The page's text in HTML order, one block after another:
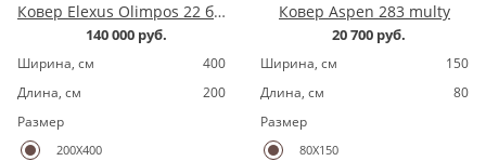
Ковер Elexus Olimpos 22 бежевый
140 000 руб.
Ширина, cм
400
Длина, cм
200
Размер
200X400
Ковер Aspen 283 multy
20 700 руб.
Ширина, cм
150
Длина, cм
80
Размер
80X150